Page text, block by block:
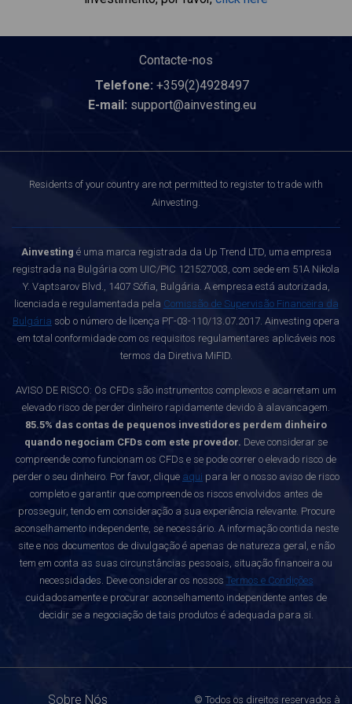
Contacte-nos
Telefone: +359(2)4928497
E-mail: support@ainvesting.eu
Residents of your country are not permitted to register to trade with
Ainvesting.
Ainvesting é uma marca registrada da Up Trend LTD, uma empresa
registrada na Bulgária com UIC/PIC 121527003, com sede em 51A Nikola
Y. Vaptsarov Blvd., 1407 Sófia, Bulgária. A empresa está autorizada,
licenciada e regulamentada pela Comissão de Supervisão Financeira da
Bulgária sob o número de licença РГ-03-110/13.07.2017. Ainvesting opera
em total conformidade com os requisitos regulamentares aplicáveis nos
termos da Diretiva MiFID.
AVISO DE RISCO: Os CFDs são instrumentos complexos e acarretam um
elevado risco de perder dinheiro rapidamente devido à alavancagem.
85.5% das contas de pequenos investidores perdem dinheiro
quando negociam CFDs com este provedor. Deve considerar se
compreende como funcionam os CFDs e se pode correr o elevado risco de
perder o seu dinheiro. Por favor, clique aqui para ler o nosso aviso de risco
completo e garantir que compreende os riscos envolvidos antes de
prosseguir, tendo em consideração a sua experiência relevante. Procure
aconselhamento independente, se necessário. A informação contida neste
site e nos documentos de divulgação é apenas de natureza geral, e não
tem em conta as suas circunstâncias pessoais, situação financeira ou
necessidades. Deve considerar os nossos Termos e Condições
cuidadosamente e procurar aconselhamento independente antes de
decidir se a negociação de tais produtos é adequada para si.
Sobre Nós © Todos os direitos reservados à